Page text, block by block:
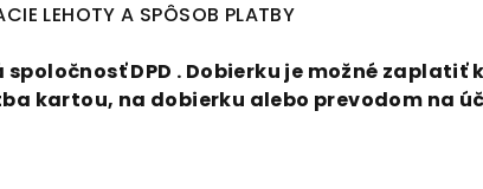
LEHOTY A SPÔSOB PLATBY
DPD . Dobierku je možné
kartou, na dobierku alebo prevodom na